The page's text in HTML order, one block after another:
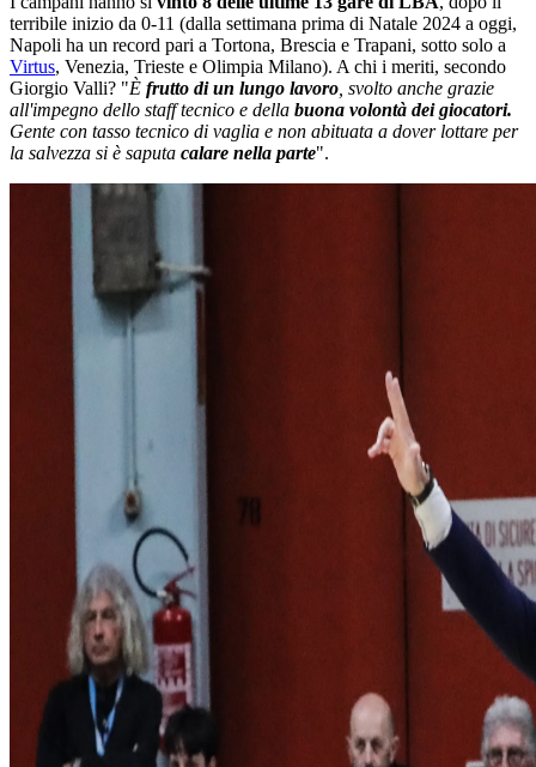
terribile inizio da 0-11 (dalla settimana prima di Natale 2024 a oggi,
Napoli ha un record pari a Tortona, Brescia e Trapani, sotto solo a
Virtus, Venezia, Trieste e Olimpia Milano). A chi i meriti, secondo
Giorgio Valli? "È frutto di un lungo lavoro , svolto anche grazie
all'impegno dello staff tecnico e della buona volontà dei giocatori.
Gente con tasso tecnico di vaglia e non abituata a dover lottare per
la salvezza si è saputa calare nella parte".